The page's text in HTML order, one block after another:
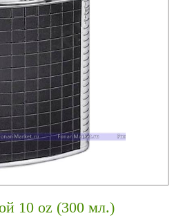
10 oz (300 мл.)